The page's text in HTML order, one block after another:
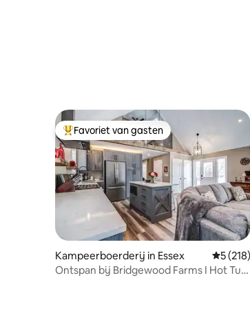
Topfavoriet van gasten
Favoriet van gasten
Kampeerboerderij in Essex
5 (218)
Ontspan bij Bridgewood Farms I Hot Tub